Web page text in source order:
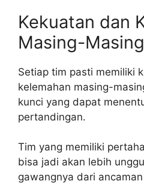
Kekuatan dan
Masing-
Setiap tim pasti memiliki
kelemahan masing-
kunci yang dapat
pertandingan.
Tim yang memiliki
bisa jadi akan lebih
gawangnya dari